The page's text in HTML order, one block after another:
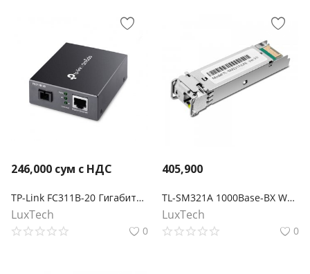
246,000 сум с НДС
TP-Link FC311B-20 Гигабитный медиаконвертер WDM Omada
LuxTech
0
405,900
TL-SM321A 1000Base-BX WDM двунаправленный SFP‑модуль
LuxTech
0